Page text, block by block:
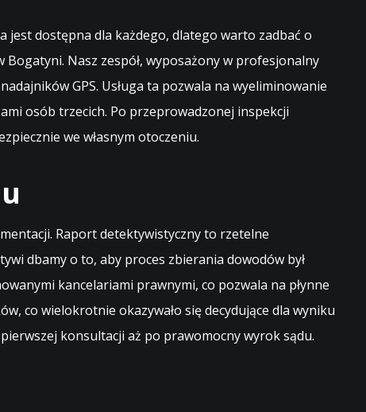
jest dostępna dla każdego, dlatego warto zadbać o
Nasz zespół, wyposażony w profesjonalny
GPS. Usługa ta pozwala na wyeliminowanie
osób trzecich. Po przeprowadzonej inspekcji
we własnym otoczeniu.
Raport detektywistyczny to rzetelne
dbamy o to, aby proces zbierania dowodów był
kancelariami prawnymi, co pozwala na płynne
co wielokrotnie okazywało się decydujące dla wyniku
konsultacji aż po prawomocny wyrok sądu.